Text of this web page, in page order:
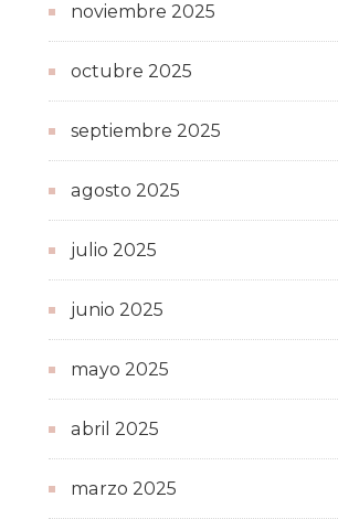
noviembre 2025
octubre 2025
septiembre 2025
agosto 2025
julio 2025
junio 2025
mayo 2025
abril 2025
marzo 2025